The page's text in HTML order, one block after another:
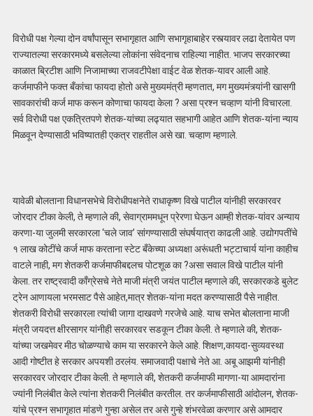
विरोधी पक्ष गेल्या दोन वर्षांपासून सभागृहात आणि सभागृहाबाहेर रस्त्यावर लढा देतायेत पण
राज्यातल्या सरकारमध्ये बसलेल्या लोकांना संवेदनाच राहिल्या नाहीत. भाजप सरकारच्या
काळात ब्रिटीश आणि निजामाच्या राजवटीपेक्षा वाईट वेळ शेतक-यावर आली आहे.
कर्जमाफीने फक्त बँकांचा फायदा होतो असे मुख्यमंत्री म्हणतात, मग मुख्यमंत्र्यांनी खासगी
सावकारांची कर्ज माफ करून कोणाचा फायदा केला ? असा प्रश्न चव्हाण यांनी विचारला.
सर्व विरोधी पक्ष एकत्रितपणे शेतक-यांच्या लढ्यात सहभागी आहेत आणि शेतक-यांना न्याय
मिळवून देण्यासाठी भविष्यातही एकत्र राहतील असे खा. चव्हाण म्हणाले.
यावेळी बोलताना विधानसभेचे विरोधीपक्षनेते राधाकृष्ण विखे पाटील यांनीही सरकारवर
जोरदार टीका केली, ते म्हणाले की, सेवाग्राममधून प्रेरणा घेऊन आम्ही शेतक-यांवर अन्याय
करणा-या जुलमी सरकारला ‘चले जाव’ सांगण्यासाठी संघर्षयात्रा काढली आहे. उद्योगपतींचे
१ लाख कोटींचे कर्ज माफ करताना स्टेट बँकेच्या अध्यक्षा अरूंधती भट्टाचार्य यांना काहीच
वाटले नाही, मग शेतकरी कर्जमाफीबद्दलच पोटशूळ का ?असा सवाल विखे पाटील यांनी
केला. तर राष्ट्रवादी काँग्रेसचे नेते माजी मंत्री जयंत पाटील म्हणाले की, सरकारकडे बुलेट
ट्रेन आणायला भरमसाट पैसे आहेत,मात्र शेतक-यांना मदत करण्यासाठी पैसे नाहीत.
शेतकरी विरोधी सरकारला त्यांची जागा दाखवणे गरजेचे आहे. याच सभेत बोलताना माजी
मंत्री जयदत्त क्षीरसागर यांनीही सरकारवर सडकून टीका केली. ते म्हणाले की, शेतक-
यांच्या जखमेवर मीठ चोळण्याचे काम या सरकारने केले आहे. शिक्षण,कायदा-सुव्यवस्था
आदी गोष्टीत हे सरकार अपयशी ठरलंय. समाजवादी पक्षाचे नेते आ. अबू आझमी यांनीही
सरकारवर जोरदार टीका केली. ते म्हणाले की, शेतकरी कर्जमाफी मागणा-या आमदारांना
ज्यांनी निलंबीत केले त्यांना शेतकरी निलंबीत करतील. तर कर्जमाफीसाठी आंदोलन, शेतक-
यांचे प्रश्न सभागृहात मांडणे गुन्हा असेल तर असे गुन्हे शंभरवेळा करणार असे आमदार